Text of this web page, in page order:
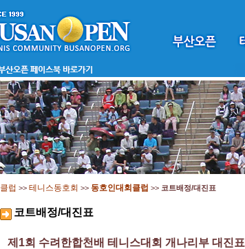
클럽 >> 테니스동호회 >> 동호인대회클럽 >> 코트배정/대진표
코트배정/대진표
제1회 수려한합천배 테니스대회 개나리부 대진표